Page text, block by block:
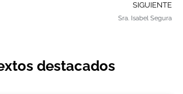
SIGUIENTE
Sra. Isabel Segura
destacados